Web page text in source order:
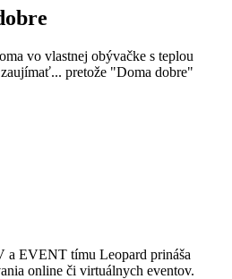
vo vlastnej obývačke s teplou
pretože "Doma dobre"
a EVENT tímu Leopard prináša
online či virtuálnych eventov.